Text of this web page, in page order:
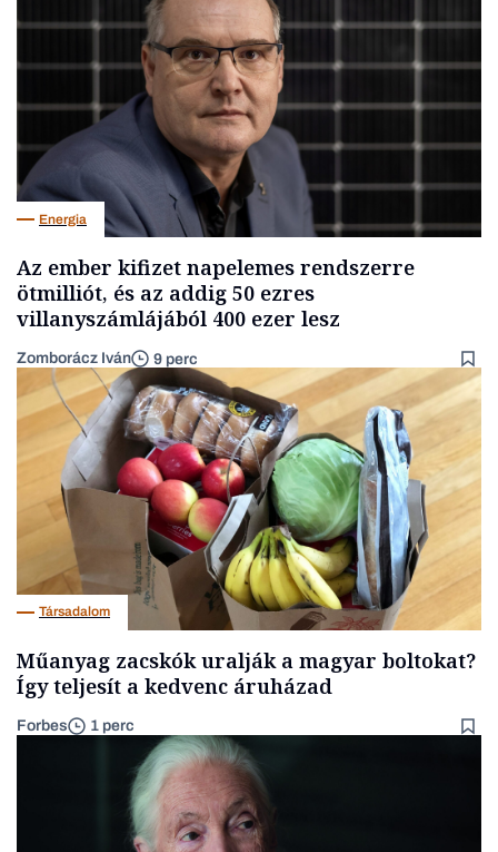
Energia
Az ember kifizet napelemes rendszerre
ötmilliót, és az addig 50 ezres
villanyszámlájából 400 ezer lesz
Zomborácz Iván 9 perc
Társadalom
Műanyag zacskók uralják a magyar boltokat?
Így teljesít a kedvenc áruházad
Forbes 1 perc